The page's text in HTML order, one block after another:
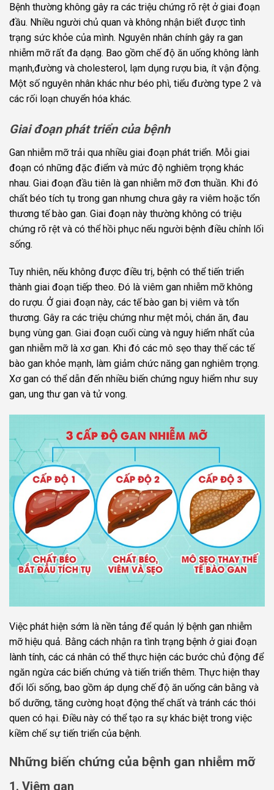
Bệnh thường không gây ra các triệu chứng rõ rệt ở giai đoạn
đầu. Nhiều người chủ quan và không nhận biết được tình
trạng sức khỏe của mình. Nguyên nhân chính gây ra gan
nhiễm mỡ rất đa dạng. Bao gồm chế độ ăn uống không lành
mạnh,đường và cholesterol, lạm dụng rượu bia, ít vận động.
Một số nguyên nhân khác như béo phì, tiểu đường type 2 và
các rối loạn chuyển hóa khác.
Giai đoạn phát triển của bệnh
Gan nhiễm mỡ trải qua nhiều giai đoạn phát triển. Mỗi giai
đoạn có những đặc điểm và mức độ nghiêm trọng khác
nhau. Giai đoạn đầu tiên là gan nhiễm mỡ đơn thuần. Khi đó
chất béo tích tụ trong gan nhưng chưa gây ra viêm hoặc tổn
thương tế bào gan. Giai đoạn này thường không có triệu
chứng rõ rệt và có thể hồi phục nếu người bệnh điều chỉnh lối
sống.
Tuy nhiên, nếu không được điều trị, bệnh có thể tiến triển
thành giai đoạn tiếp theo. Đó là viêm gan nhiễm mỡ không
do rượu. Ở giai đoạn này, các tế bào gan bị viêm và tổn
thương. Gây ra các triệu chứng như mệt mỏi, chán ăn, đau
bụng vùng gan. Giai đoạn cuối cùng và nguy hiểm nhất của
gan nhiễm mỡ là xơ gan. Khi đó các mô sẹo thay thế các tế
bào gan khỏe mạnh, làm giảm chức năng gan nghiêm trọng.
Xơ gan có thể dẫn đến nhiều biến chứng nguy hiểm như suy
gan, ung thư gan và tử vong.
Việc phát hiện sớm là nền tảng để quản lý bệnh gan nhiễm
mỡ hiệu quả. Bằng cách nhận ra tình trạng bệnh ở giai đoạn
lành tính, các cá nhân có thể thực hiện các bước chủ động để
ngăn ngừa các biến chứng và tiến triển thêm. Thực hiện thay
đổi lối sống, bao gồm áp dụng chế độ ăn uống cân bằng và
bổ dưỡng, tăng cường hoạt động thể chất và tránh các thói
quen có hại. Điều này có thể tạo ra sự khác biệt trong việc
kiềm chế sự tiến triển của bệnh.
Những biến chứng của bệnh gan nhiễm mỡ
1. Viêm gan